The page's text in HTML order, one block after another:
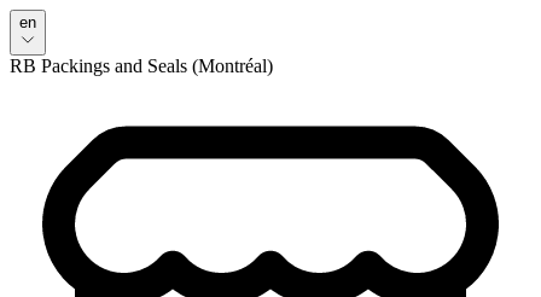
en
RB Packings and Seals (Montréal)